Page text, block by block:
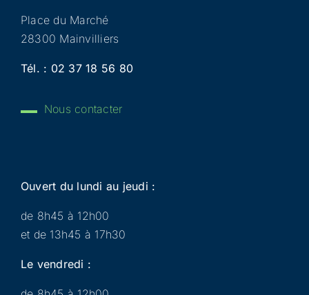
Place du Marché
28300 Mainvilliers
Tél. : 02 37 18 56 80
Nous contacter
Ouvert du lundi au jeudi :
de 8h45 à 12h00
et de 13h45 à 17h30
Le vendredi :